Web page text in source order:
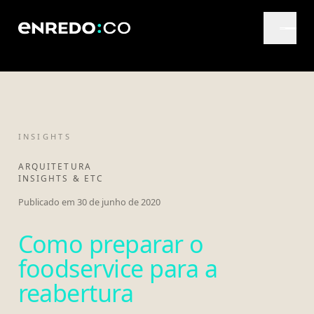
INSIGHTS
ARQUITETURA
INSIGHTS & ETC
Publicado em 30 de junho de 2020
Como preparar o
foodservice para a
reabertura